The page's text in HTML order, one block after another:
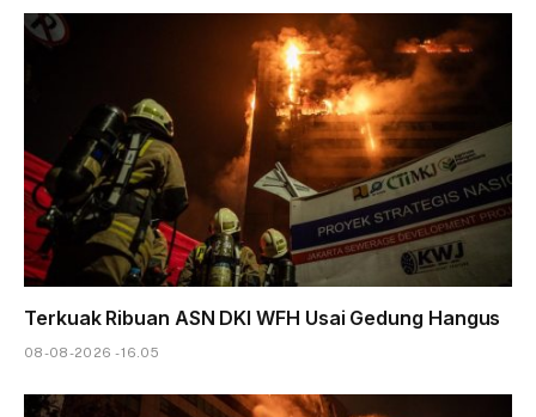
Terkuak Ribuan ASN DKI WFH Usai Gedung Hangus
08-08-2026 - 16.05